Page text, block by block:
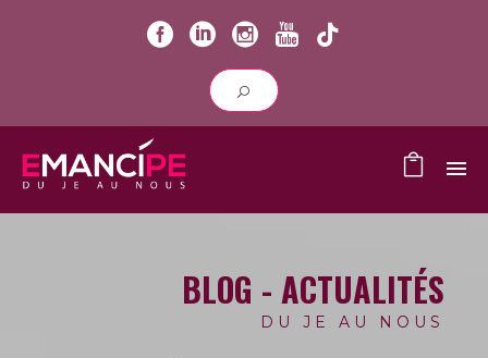
BLOG - ACTUALITÉS
DU JE AU NOUS